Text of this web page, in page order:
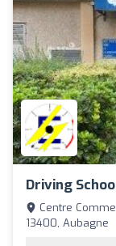
Driving
Centre
13400, Aubagne